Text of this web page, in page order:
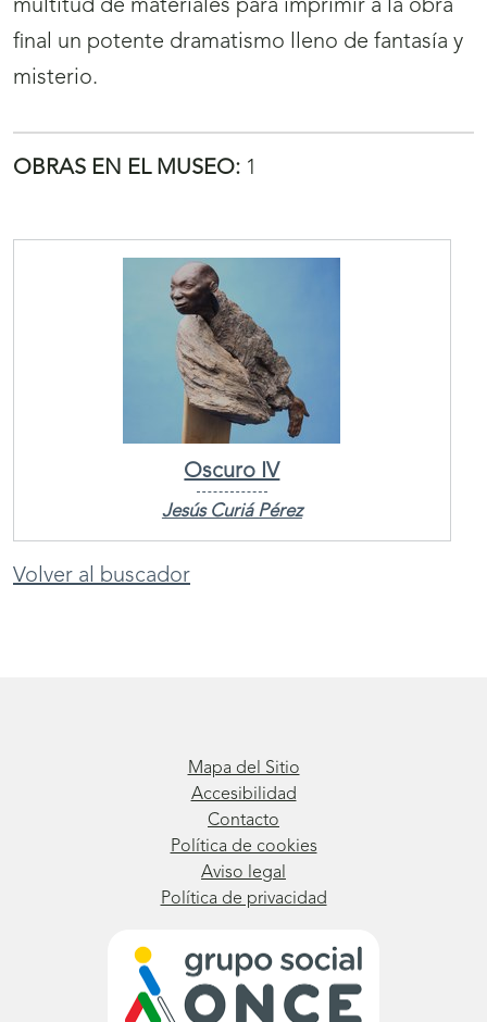
multitud de materiales para imprimir a la obra
final un potente dramatismo lleno de fantasía y
misterio.
OBRAS EN EL MUSEO: 1
Oscuro IV
Jesús Curiá Pérez
Volver al buscador
Mapa del Sitio
Accesibilidad
Contacto
Política de cookies
Aviso legal
Política de privacidad